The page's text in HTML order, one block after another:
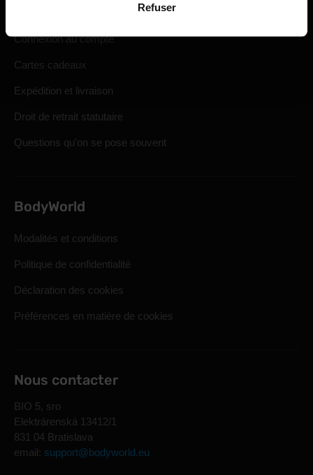
Refuser
Connexion au compte
Cartes cadeaux
Expédition et livraison
Droit de retrait statutaire
Questions qu'on se pose souvent
BodyWorld
Modalités et conditions
Politique de confidentialité
Déclaration des cookies
Préférences en matière de cookies
Nous contacter
BIO 5, sro
Elektrárenská 13412/1
831 04 Bratislava
email: support@bodyworld.eu